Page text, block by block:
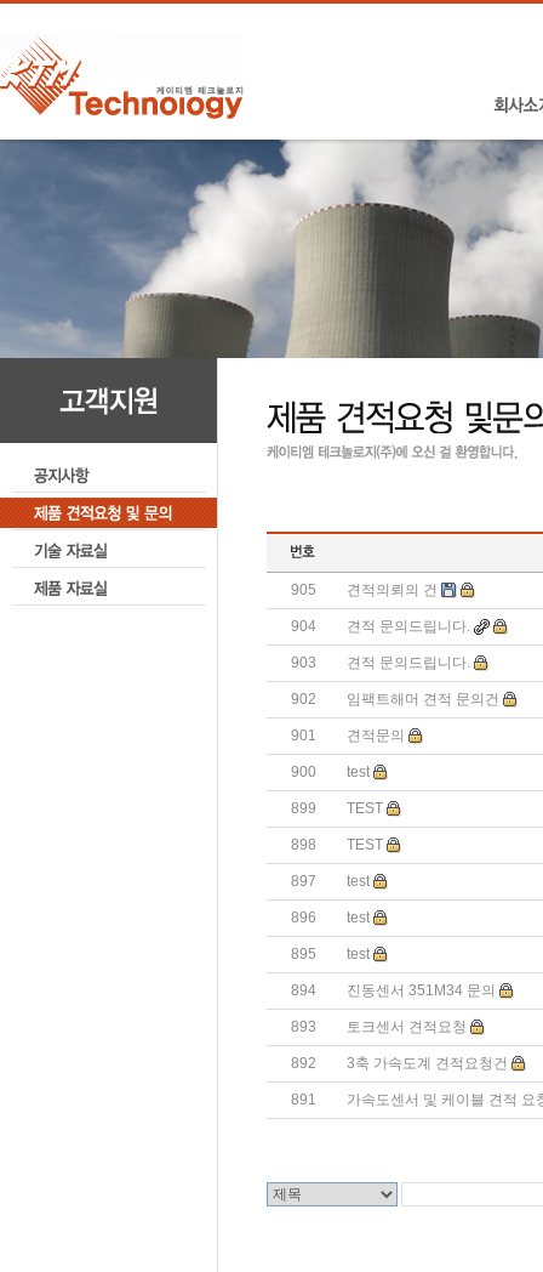
905 견적의뢰의 건
904 견적 문의드립니다.
903 견적 문의드립니다.
902 임팩트해머 견적 문의건
901 견적문의
900 test
899 TEST
898 TEST
897 test
896 test
895 test
894 진동센서 351M34 문의
893 토크센서 견적요청
892 3축 가속도계 견적요청건
891 가속도센서 및 케이블 견적 요